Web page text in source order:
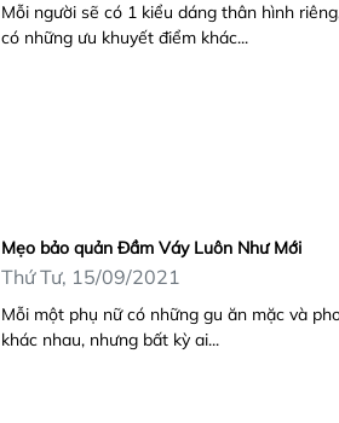
Mỗi người sẽ có 1 kiểu dáng thân hình
có những ưu khuyết điểm khác...
Mẹo bảo quản Đầm Váy Luôn Như Mới
Thứ Tư, 15/09/2021
Mỗi một phụ nữ có những gu ăn mặc và
khác nhau, nhưng bất kỳ ai...